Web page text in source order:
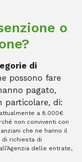
o
di
possono fare
pagato,
particolare, di:
a 8.000€
non conviventi con
che ne hanno il
di richiesta di
delle entrate,